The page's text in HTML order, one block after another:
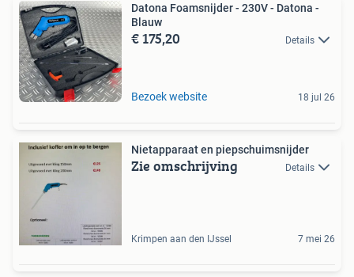
Datona Foamsnijder - 230V - Datona -
Blauw
€ 175,20 Details
Bezoek website 18 jul 26
Nietapparaat en piepschuimsnijder
Zie omschrijving Details
Krimpen aan den IJssel 7 mei 26